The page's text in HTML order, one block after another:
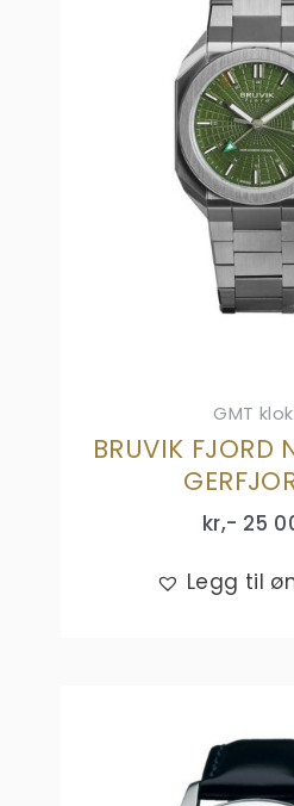
GMT
BRUVIK FJORD
kr,- 25
Legg til